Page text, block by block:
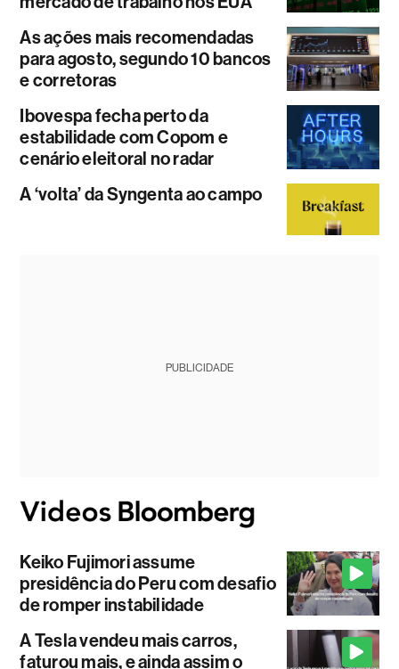
As ações mais recomendadas
para agosto, segundo 10 bancos
e corretoras
Ibovespa fecha perto da
estabilidade com Copom e
cenário eleitoral no radar
A ‘volta’ da Syngenta ao campo
PUBLICIDADE
Keiko Fujimori assume
presidência do Peru com desafio
de romper instabilidade
A Tesla vendeu mais carros,
faturou mais, e ainda assim o